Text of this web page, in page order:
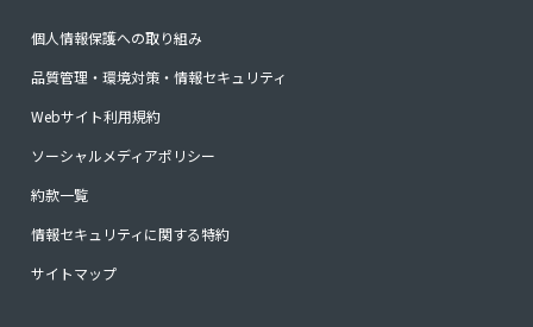
個人情報保護への取り組み
品質管理・環境対策・情報セキュリティ
Webサイト利用規約
ソーシャルメディアポリシー
約款一覧
情報セキュリティに関する特約
サイトマップ